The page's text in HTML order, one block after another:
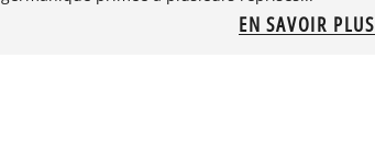
EN SAVOIR PLUS